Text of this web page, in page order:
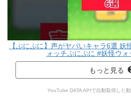
【ぷにぷに】声がヤバいキャラ6選 妖
ォッチぷにぷに #妖怪ウ
もっと見る
YouTube DATA APIで自動取得した